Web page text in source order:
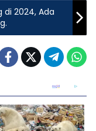
di 2024, Ada